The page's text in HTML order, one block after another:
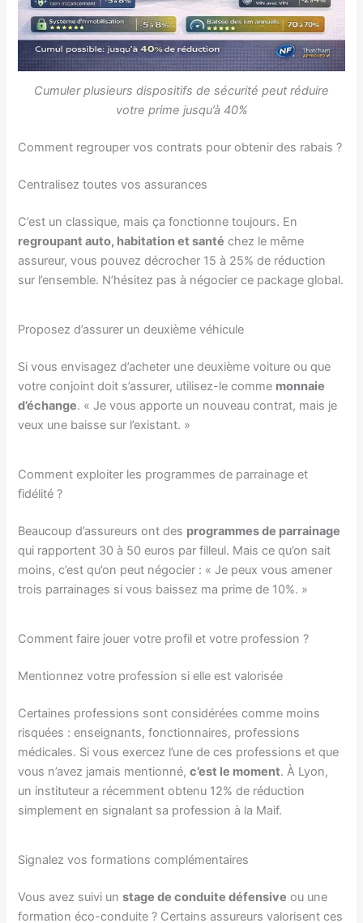
Cumuler plusieurs dispositifs de sécurité peut réduire
votre prime jusqu’à 40%
Comment regrouper vos contrats pour obtenir des rabais ?
Centralisez toutes vos assurances
C’est un classique, mais ça fonctionne toujours. En
regroupant auto, habitation et santé chez le même
assureur, vous pouvez décrocher 15 à 25% de réduction
sur l’ensemble. N’hésitez pas à négocier ce package global.
Proposez d’assurer un deuxième véhicule
Si vous envisagez d’acheter une deuxième voiture ou que
votre conjoint doit s’assurer, utilisez-le comme monnaie
d’échange. « Je vous apporte un nouveau contrat, mais je
veux une baisse sur l’existant. »
Comment exploiter les programmes de parrainage et
fidélité ?
Beaucoup d’assureurs ont des programmes de parrainage
qui rapportent 30 à 50 euros par filleul. Mais ce qu’on sait
moins, c’est qu’on peut négocier : « Je peux vous amener
trois parrainages si vous baissez ma prime de 10%. »
Comment faire jouer votre profil et votre profession ?
Mentionnez votre profession si elle est valorisée
Certaines professions sont considérées comme moins
risquées : enseignants, fonctionnaires, professions
médicales. Si vous exercez l’une de ces professions et que
vous n’avez jamais mentionné,c’est le moment. À Lyon,
un instituteur a récemment obtenu 12% de réduction
simplement en signalant sa profession à la Maif.
Signalez vos formations complémentaires
Vous avez suivi unstage de conduite défensive ou une
formation éco-conduite ? Certains assureurs valorisent ces